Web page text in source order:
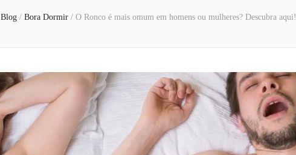
Blog / Bora Dormir / O Ronco é mais omum em homens ou mulheres? Descubra aqui!